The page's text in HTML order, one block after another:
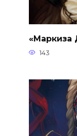
«Маркиза
143